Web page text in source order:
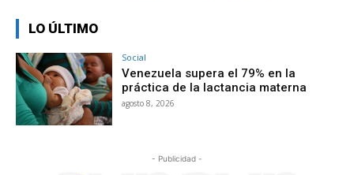
LO ÚLTIMO
Social
Venezuela supera el 79% en la
práctica de la lactancia materna
agosto 8, 2026
- Publicidad -